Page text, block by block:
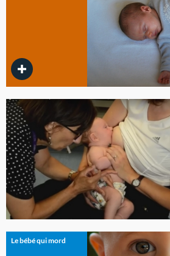
Le bébé qui mord